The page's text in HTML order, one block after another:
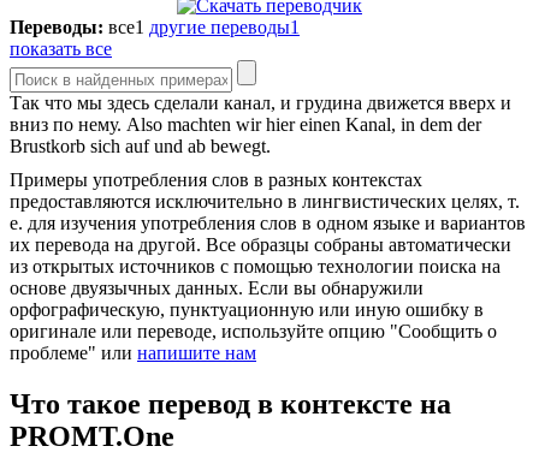
Переводы: все1 другие переводы1
показать все
Так что мы здесь сделали канал, и грудина движется вверх и
вниз по нему. Also machten wir hier einen Kanal, in dem der
Brustkorb sich auf und ab bewegt.
Примеры употребления слов в разных контекстах
предоставляются исключительно в лингвистических целях, т.
е. для изучения употребления слов в одном языке и вариантов
их перевода на другой. Все образцы собраны автоматически
из открытых источников с помощью технологии поиска на
основе двуязычных данных. Если вы обнаружили
орфографическую, пунктуационную или иную ошибку в
оригинале или переводе, используйте опцию "Сообщить о
проблеме" или напишите нам
Что такое перевод в контексте на
PROMT.One